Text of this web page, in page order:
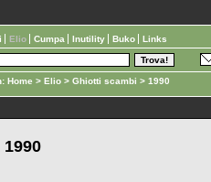
Home > Elio > Ghiotti scambi > 1990
Elio Cumpa Inutility Buko Links
1990